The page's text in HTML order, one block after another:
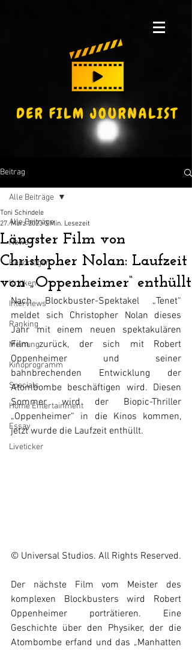
Beitrag
Alle Beiträge
News
Reportagen
Kritiken
Interviews
Ranking
Meinung
Kinoprogramm
Specials
Home Entertainment
Essay
Liveticker
Alle Beiträge
Längster Film von
Christopher Nolan: Laufzeit
von „Oppenheimer“ enthüllt
Toni Schindele
27. März 2023 3 Min. Lesezeit
Nach Blockbuster-Spektakel „Tenet“
meldet sich Christopher Nolan dieses
Jahr mit einem neuen spektakulären
Film zurück, der sich mit Robert
Oppenheimer und seiner
bahnbrechenden Entwicklung der
Atombombe beschäftigen wird. Diesen
„Oppenheimer“ in die Kinos kommen,
jetzt wurde die Laufzeit enthüllt.
© Universal Studios. All Rights Reserved.
Der nächste Film vom Meister des
komplexen Blockbusters wird Robert
Oppenheimer porträtieren. Eine
Geschichte über den Physiker, der die
Atombombe erfand und das „Manhatten